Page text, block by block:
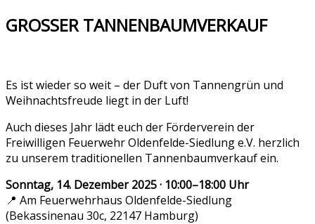
GROSSER TANNENBAUMVERKAUF
Es ist wieder so weit – der Duft von Tannengrün und
Weihnachtsfreude liegt in der Luft!
Auch dieses Jahr lädt euch der Förderverein der
Freiwilligen Feuerwehr Oldenfelde-Siedlung e.V. herzlich
zu unserem traditionellen Tannenbaumverkauf ein.
Sonntag, 14. Dezember 2025 · 10:00–18:00 Uhr
📍 Am Feuerwehrhaus Oldenfelde-Siedlung
(Bekassinenau 30c, 22147 Hamburg)